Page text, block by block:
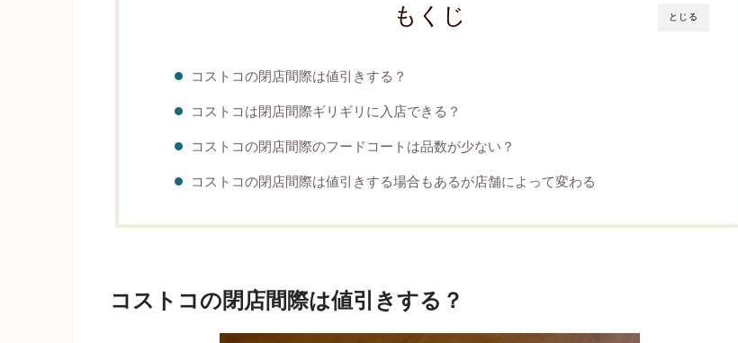
とじる
もくじ
コストコの閉店間際は値引きする？
コストコは閉店間際ギリギリに入店できる？
コストコの閉店間際のフードコートは品数が少ない？
コストコの閉店間際は値引きする場合もあるが店舗によって変わる
コストコの閉店間際は値引きする？